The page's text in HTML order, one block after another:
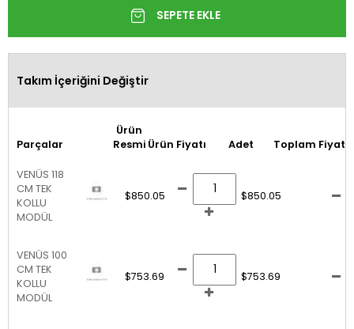
Takım İçeriğini Değiştir
Parçalar
Ürün
Resmi Ürün Fiyatı Adet Toplam Fiyat
VENÜS 118
CM TEK
KOLLU
MODÜL
$850.05 $850.05
VENÜS 100
CM TEK
KOLLU
MODÜL
$753.69 $753.69